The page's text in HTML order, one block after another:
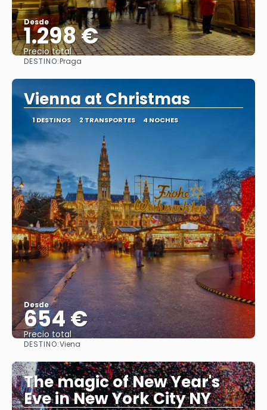
Desde
1.298 €
Precio total
DESTINO:Praga
Vienna at Christmas
1 DESTINOS 2 TRANSPORTES 4 NOCHES
Desde
654 €
Precio total
DESTINO:Viena
The magic of New Year's
Eve in New York City NY